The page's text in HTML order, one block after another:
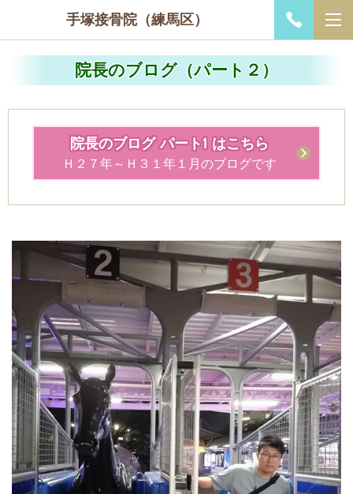
手塚接骨院（練馬区）
院長のブログ（パート２）
院長のブログ パート1 はこちら
Ｈ２７年～Ｈ３１年１月のブログです